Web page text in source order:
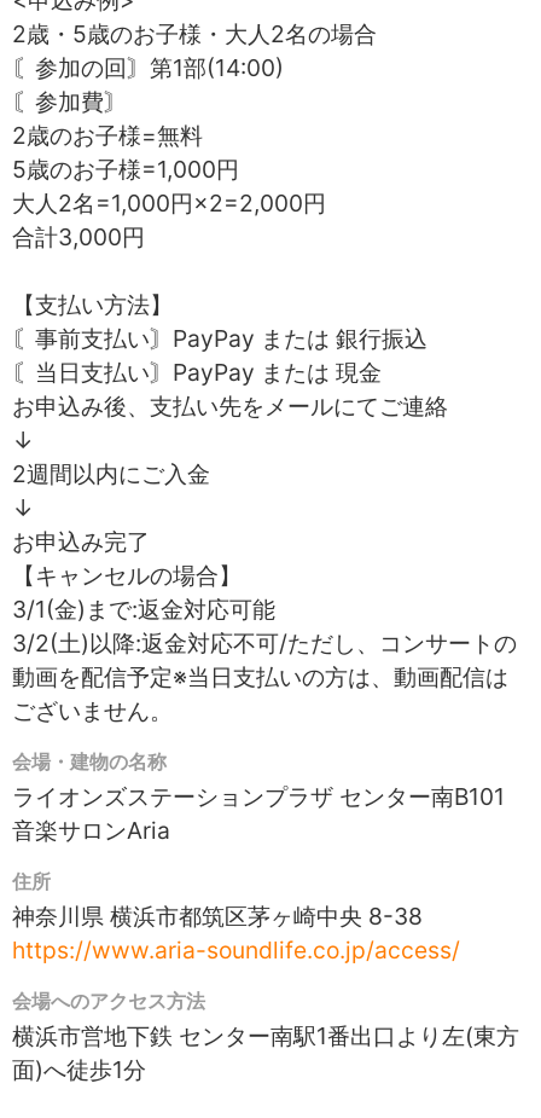
2歳・5歳のお子様・大人2名の場合
〘参加の回〙第1部(14:00)
〘参加費〙
2歳のお子様=無料
5歳のお子様=1,000円
大人2名=1,000円×2=2,000円
合計3,000円
【支払い方法】
〘事前支払い〙PayPay または 銀行振込
〘当日支払い〙PayPay または 現金
お申込み後、支払い先をメールにてご連絡
↓
2週間以内にご入金
↓
お申込み完了
【キャンセルの場合】
3/1(金)まで:返金対応可能
3/2(土)以降:返金対応不可/ただし、コンサートの
動画を配信予定※当日支払いの方は、動画配信は
ございません。
会場・建物の名称
ライオンズステーションプラザ センター南B101
音楽サロンAria
住所
神奈川県 横浜市都筑区茅ヶ崎中央 8-38
https://www.aria-soundlife.co.jp/access/
会場へのアクセス方法
横浜市営地下鉄 センター南駅1番出口より左(東方
面)へ徒歩1分